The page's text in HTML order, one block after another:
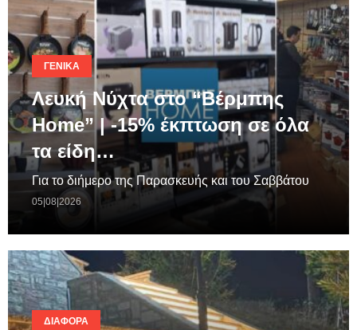
ΓΕΝΙΚΆ
Λευκή Νύχτα στο “Βέρμπης
Home” | -15% έκπτωση σε όλα
τα είδη…
Για το διήμερο της Παρασκευής και του Σαββάτου
05|08|2026
ΔΙΆΦΟΡΑ